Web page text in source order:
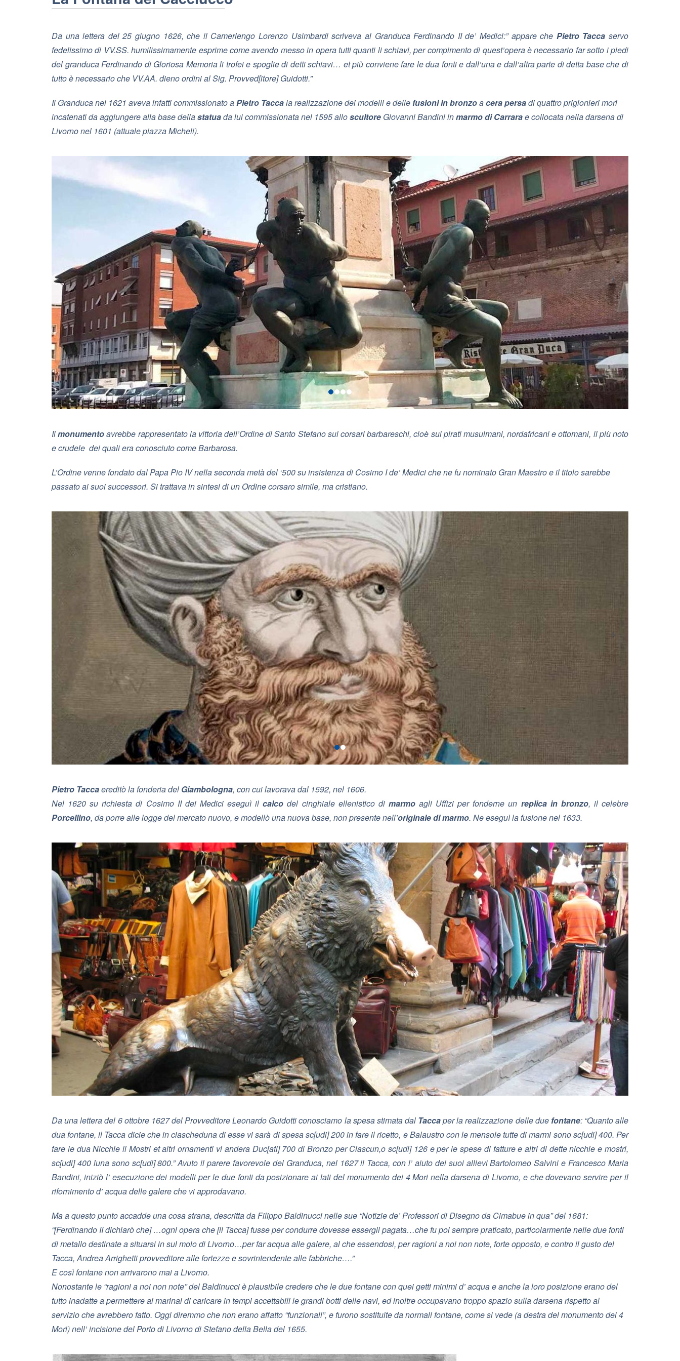
Da una lettera del 25 giugno 1626, che il Camerlengo Lorenzo Usimbardi scriveva al Granduca Ferdinando II de’ Medici:” appare che Pietro Tacca servo
fedelissimo di VV.SS. humilissimamente esprime come avendo messo in opera tutti quanti li schiavi, per compimento di quest’opera è necessario far sotto i piedi
del granduca Ferdinando di Gloriosa Memoria li trofei e spoglie di detti schiavi… et più conviene fare le dua fonti e dall’una e dall’altra parte di detta base che di
tutto è necessario che VV.AA. dieno ordini al Sig. Provved[itore] Guidotti.”
Il Granduca nel 1621 aveva infatti commissionato aPietro Taccala realizzazione dei modelli e delle fusioni in bronzoacera persadi quattro prigionieri mori
incatenati da aggiungere alla base dellastatuada lui commissionata nel 1595 alloscultore Giovanni Bandini inmarmo di Carrarae collocata nella darsena di
Livorno nel 1601 (attuale piazza Micheli).
Ilmonumentoavrebbe rappresentato la vittoria dell’Ordine di Santo Stefano sui corsari barbareschi, cioè sui pirati musulmani, nordafricani e ottomani, il più noto
e crudele dei quali era conosciuto come Barbarosa.
L’Ordine venne fondato dal Papa Pio IV nella seconda metà del ‘500 su insistenza di Cosimo I de’ Medici che ne fu nominato Gran Maestro e il titolo sarebbe
passato ai suoi successori. Si trattava in sintesi di un Ordine corsaro simile, ma cristiano.
Pietro Taccaereditò la fonderia del Giambologna, con cui lavorava dal 1592, nel 1606.
Nel 1620 su richiesta di Cosimo II dei Medici eseguì ilcalco del cinghiale ellenistico di marmoagli Uffizi per fonderne un replica in bronzo, il celebre
Porcellino, da porre alle logge del mercato nuovo, e modellò una nuova base, non presente nell’originale di marmo. Ne eseguì la fusione nel 1633.
Da una lettera del 6 ottobre 1627 del Provveditore Leonardo Guidotti conosciamo la spesa stimata dal Taccaper la realizzazione delle due fontane: “Quanto alle
dua fontane, il Tacca dicie che in ciascheduna di esse vi sarà di spesa sc[udi] 200 in fare il ricetto, e Balaustro con le mensole tutte di marmi sono sc[udi] 400. Per
fare le dua Nicchie li Mostri et altri ornamenti vi andera Duc[ati] 700 di Bronzo per Ciascun,o sc[udi] 126 e per le spese di fatture e altri di dette nicchie e mostri,
sc[udi] 400 luna sono sc[udi] 800.”Avuto il parere favorevole del Granduca, nel 1627 il Tacca, con l’ aiuto dei suoi allievi Bartolomeo Salvini e Francesco Maria
Bandini, iniziò l’ esecuzione dei modelli per le due fonti da posizionare ai lati del monumento dei 4 Mori nella darsena di Livorno, e che dovevano servire per il
rifornimento d’ acqua delle galere che vi approdavano.
Ma a questo punto accadde una cosa strana, descritta da Filippo Baldinucci nelle sue “Notizie de’ Professori di Disegno da Cimabue in qua” del 1681:
“[Ferdinando II dichiarò che] …ogni opera che [il Tacca] fusse per condurre dovesse essergli pagata…che fu poi sempre praticato, particolarmente nelle due fonti
di metallo destinate a situarsi in sul molo di Livorno…per far acqua alle galere, al che essendosi, per ragioni a noi non note, forte opposto, e contro il gusto del
Tacca, Andrea Arrighetti provveditore alle fortezze e sovrintendente alle fabbriche….”
E così fontane non arrivarono mai a Livorno.
Nonostante le “ragioni a noi non note” del Baldinucci è plausibile credere che le due fontane con quei getti minimi d’ acqua e anche la loro posizione erano del
tutto inadatte a permettere ai marinai di caricare in tempi accettabili le grandi botti delle navi, ed inoltre occupavano troppo spazio sulla darsena rispetto al
servizio che avrebbero fatto. Oggi diremmo che non erano affatto “funzionali”, e furono sostituite da normali fontane, come si vede (a destra del monumento dei 4
Mori) nell’ incisione del Porto di Livorno di Stefano della Bella del 1655.